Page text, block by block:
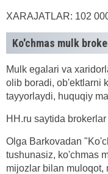
XARAJATLAR: 102
Ko'chmas mulk
Mulk egalari va
olib boradi, ob'ektlarni
tayyorlaydi, huquqiy
HH.ru saytida
Olga Barkovadan
tushunasiz, ko'chmas
mijozlar bilan muloqot,